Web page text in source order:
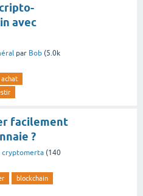
avec
par Bob (5.0k
achat
facilement
?
cryptomerta (140
blockchain